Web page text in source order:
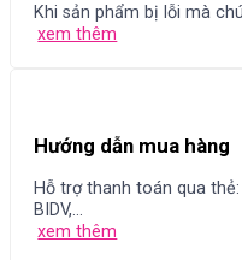
Khi sản phẩm bị lỗi mà
xem thêm
Hướng dẫn mua hàng
Hỗ trợ thanh toán qua
BIDV,...
xem thêm